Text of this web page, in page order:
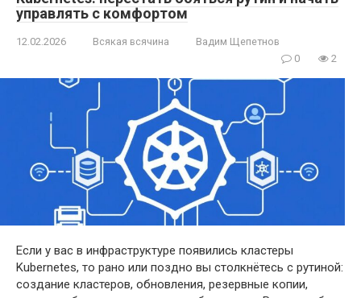
управлять с комфортом
12.02.2026 Всякая всячина
Вадим Щепетнов
0
2
Если у вас в инфраструктуре появились кластеры
Kubernetes, то рано или поздно вы столкнётесь с рутиной:
создание кластеров, обновления, резервные копии,